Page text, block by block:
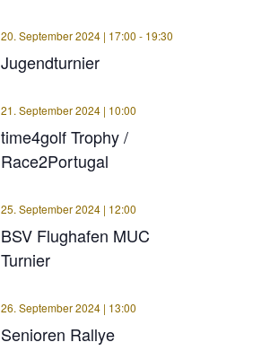
Jugendturnier
20. September 2024 | 17:00 - 19:30
time4golf Trophy /
Race2Portugal
21. September 2024 | 10:00
BSV Flughafen MUC
Turnier
25. September 2024 | 12:00
Senioren Rallye
26. September 2024 | 13:00